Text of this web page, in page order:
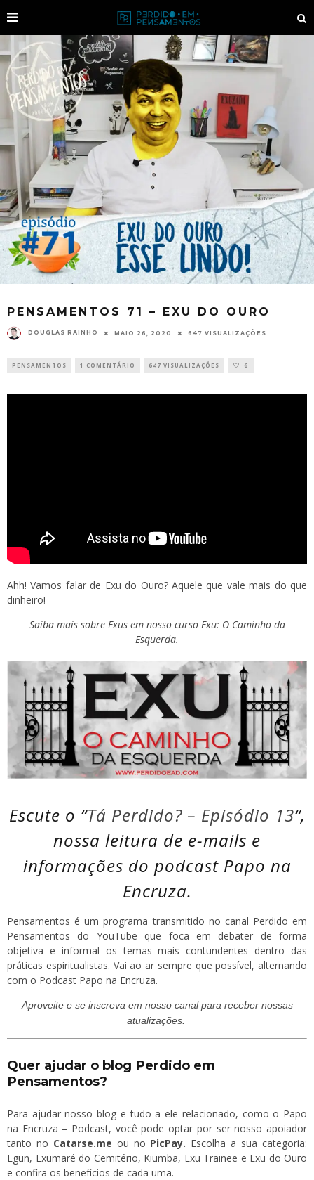
PENSAMENTOS 71 – EXU DO OURO
DOUGLAS RAINHO MAIO 26, 2020 647 VISUALIZAÇÕES
PENSAMENTOS 1 COMENTÁRIO 647 VISUALIZAÇÕES 6
Ahh! Vamos falar de Exu do Ouro? Aquele que vale mais do que
dinheiro!
Saiba mais sobre Exus em nosso curso Exu: O Caminho da
Esquerda.
Escute o “Tá Perdido? – Episódio 13“,
nossa leitura de e-mails e
informações do podcast Papo na
Encruza.
Pensamentos é um programa transmitido no canal Perdido em
Pensamentos do YouTube que foca em debater de forma
objetiva e informal os temas mais contundentes dentro das
práticas espiritualistas. Vai ao ar sempre que possível, alternando
com o Podcast Papo na Encruza.
Aproveite e se inscrevaem nosso canal para receber nossas
atualizações.
Quer ajudar o blog Perdido em
Pensamentos?
Para ajudar nosso blog e tudo a ele relacionado, como o Papo
na Encruza – Podcast, você pode optar por ser nosso apoiador
tanto no Catarse.me ou no PicPay. Escolha a sua categoria:
Egun, Exumaré do Cemitério, Kiumba, Exu Trainee e Exu do Ouro
e confira os benefícios de cada uma.